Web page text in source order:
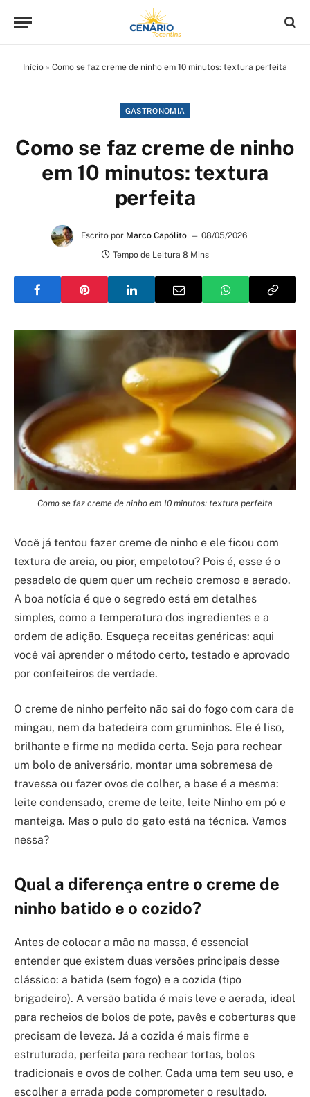
Início » Como se faz creme de ninho em 10 minutos: textura perfeita
GASTRONOMIA
Como se faz creme de ninho
em 10 minutos: textura
perfeita
Escrito por Marco Capólito
08/05/2026
Tempo de Leitura 8 Mins
Como se faz creme de ninho em 10 minutos: textura perfeita
Você já tentou fazer creme de ninho e ele ficou com
textura de areia, ou pior, empelotou? Pois é, esse é o
pesadelo de quem quer um recheio cremoso e aerado.
A boa notícia é que o segredo está em detalhes
simples, como a temperatura dos ingredientes e a
ordem de adição. Esqueça receitas genéricas: aqui
você vai aprender o método certo, testado e aprovado
por confeiteiros de verdade.
O creme de ninho perfeito não sai do fogo com cara de
mingau, nem da batedeira com gruminhos. Ele é liso,
brilhante e firme na medida certa. Seja para rechear
um bolo de aniversário, montar uma sobremesa de
travessa ou fazer ovos de colher, a base é a mesma:
leite condensado, creme de leite, leite Ninho em pó e
manteiga. Mas o pulo do gato está na técnica. Vamos
nessa?
Qual a diferença entre o creme de
ninho batido e o cozido?
Antes de colocar a mão na massa, é essencial
entender que existem duas versões principais desse
clássico: a batida (sem fogo) e a cozida (tipo
brigadeiro). A versão batida é mais leve e aerada, ideal
para recheios de bolos de pote, pavês e coberturas que
precisam de leveza. Já a cozida é mais firme e
estruturada, perfeita para rechear tortas, bolos
tradicionais e ovos de colher. Cada uma tem seu uso, e
escolher a errada pode comprometer o resultado.